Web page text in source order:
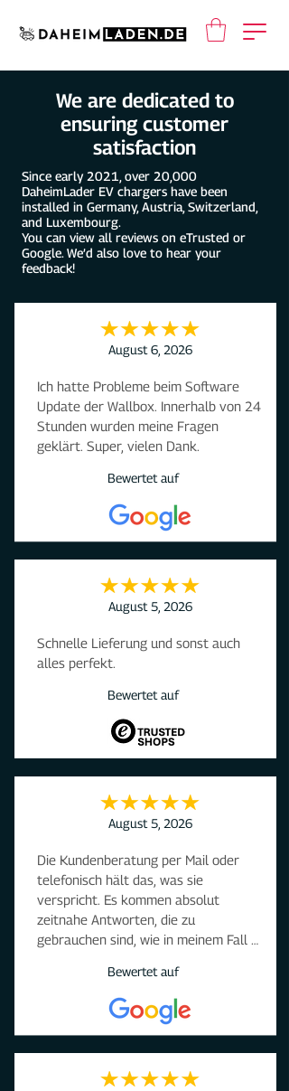
We are dedicated to
ensuring customer
satisfaction
Since early 2021, over 20,000
DaheimLader EV chargers have been
installed in Germany, Austria, Switzerland,
and Luxembourg.
You can view all reviews on eTrusted or
Google. We’d also love to hear your
feedback!
August 6, 2026
Ich hatte Probleme beim Software
Update der Wallbox. Innerhalb von 24
Stunden wurden meine Fragen
geklärt. Super, vielen Dank.
Bewertet auf
August 5, 2026
Schnelle Lieferung und sonst auch
alles perfekt.
Bewertet auf
August 5, 2026
Die Kundenberatung per Mail oder
telefonisch hält das, was sie
verspricht. Es kommen absolut
zeitnahe Antworten, die zu
gebrauchen sind, wie in meinem Fall
Bewertet auf